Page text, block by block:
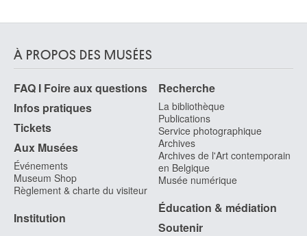
À PROPOS DES MUSÉES
FAQ I Foire aux questions
Infos pratiques
Tickets
Aux Musées
Événements
Museum Shop
Règlement & charte du visiteur
Institution
Recherche
La bibliothèque
Publications
Service photographique
Archives
Archives de l'Art contemporain
en Belgique
Musée numérique
Éducation & médiation
Soutenir